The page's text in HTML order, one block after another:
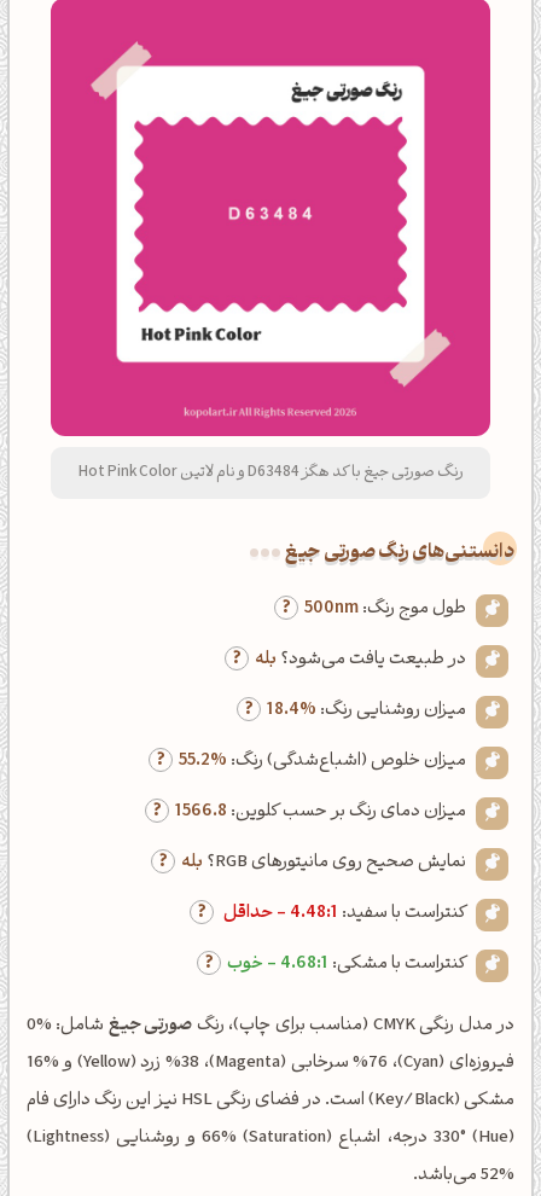
رنگ صورتی جیغ با کد هگز D63484 و نام لاتین Hot Pink Color
دانستنی‌های رنگ صورتی جیغ
طول موج رنگ:500nm
در طبیعت یافت می‌شود؟ بله
میزان روشنایی رنگ: 18.4%
میزان خلوص (اشباع‌شدگی) رنگ: 55.2%
میزان دمای رنگ بر حسب کلوین: 1566.8
نمایش صحیح روی مانیتورهای RGB؟
بله
کنتراست با سفید: 4.48:1 - حداقل
کنتراست با مشکی: 4.68:1 - خوب
در مدل رنگی CMYK (مناسب برای چاپ)، رنگ صورتی جیغ
شامل: %0
فیروزه‌ای (Cyan)، %76 سرخابی (Magenta)، %38 زرد (Yellow) و %16
مشکی (Key/Black) است. در فضای رنگی HSL نیز این رنگ دارای فام
(Hue) 330° درجه، اشباع (Saturation) 66% و روشنایی (Lightness)
52% می‌باشد.